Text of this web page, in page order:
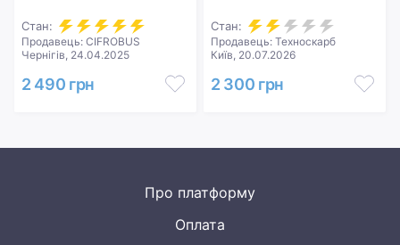
Стан:
Продавець: CIFROBUS
Чернігів, 24.04.2025
2 490 грн
Стан:
Продавець: Техноскарб
Київ, 20.07.2026
2 300 грн
Про платформу
Оплата